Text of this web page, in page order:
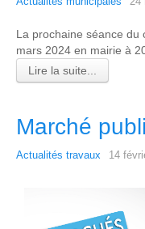
La prochaine séance du
mars 2024 en mairie à
Lire la suite...
Marché
Actualités travaux 14